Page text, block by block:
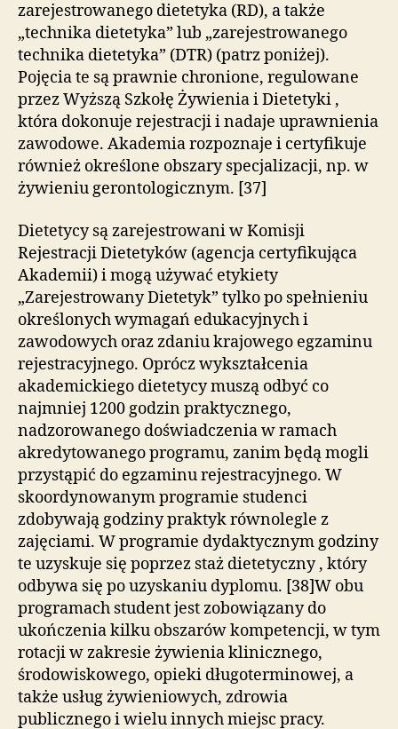
zarejestrowanego dietetyka (RD), a także
„technika dietetyka” lub „zarejestrowanego
technika dietetyka” (DTR) (patrz poniżej).
Pojęcia te są prawnie chronione, regulowane
przez Wyższą Szkołę Żywienia i Dietetyki ,
która dokonuje rejestracji i nadaje uprawnienia
zawodowe. Akademia rozpoznaje i certyfikuje
również określone obszary specjalizacji, np. w
żywieniu gerontologicznym. [37]
Dietetycy są zarejestrowani w Komisji
Rejestracji Dietetyków (agencja certyfikująca
Akademii) i mogą używać etykiety
„Zarejestrowany Dietetyk” tylko po spełnieniu
określonych wymagań edukacyjnych i
zawodowych oraz zdaniu krajowego egzaminu
rejestracyjnego. Oprócz wykształcenia
akademickiego dietetycy muszą odbyć co
najmniej 1200 godzin praktycznego,
nadzorowanego doświadczenia w ramach
akredytowanego programu, zanim będą mogli
przystąpić do egzaminu rejestracyjnego. W
skoordynowanym programie studenci
zdobywają godziny praktyk równolegle z
zajęciami. W programie dydaktycznym godziny
te uzyskuje się poprzez staż dietetyczny , który
odbywa się po uzyskaniu dyplomu. [38]W obu
programach student jest zobowiązany do
ukończenia kilku obszarów kompetencji, w tym
rotacji w zakresie żywienia klinicznego,
środowiskowego, opieki długoterminowej, a
także usług żywieniowych, zdrowia
publicznego i wielu innych miejsc pracy.